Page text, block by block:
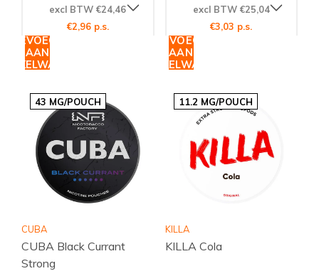
excl BTW €24,46
€2,96 p.s.
TOEVOEGEN
AAN
excl BTW €25,04
€3,03 p.s.
TOEVOEGEN
AAN
WINKELWAGEN
43 MG/POUCH
CUBA
CUBA Black Currant
Strong
11.2 MG/POUCH
KILLA
KILLA Cola